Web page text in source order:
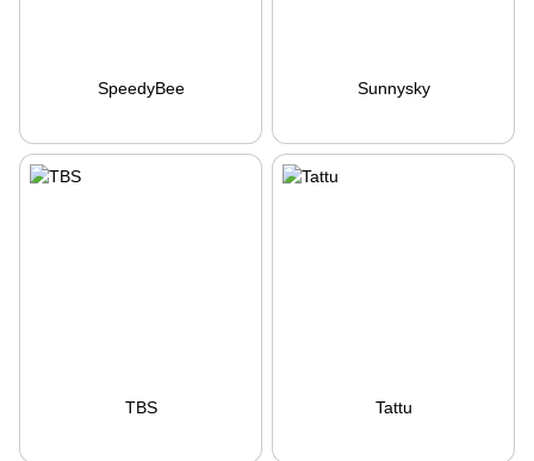
SpeedyBee Sunnysky
TBS Tattu